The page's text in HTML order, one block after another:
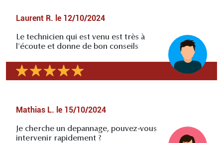
Laurent R. le 12/10/2024
Le technicien qui est venu est très à
l'écoute et donne de bon conseils
Mathias L. le 15/10/2024
Je cherche un depannage, pouvez-vous
intervenir rapidement ?